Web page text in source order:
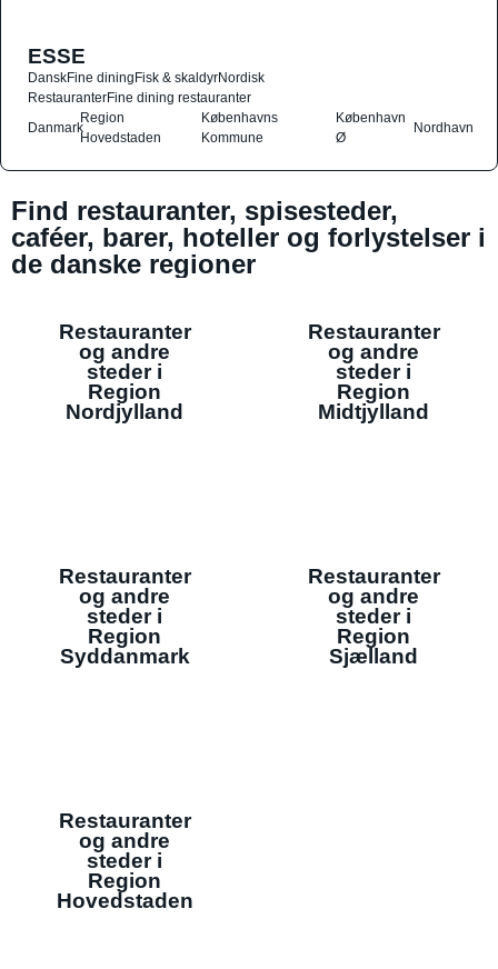
ESSE
DanskFine diningFisk & skaldyrNordisk
RestauranterFine dining restauranter
Danmark
Region
Hovedstaden
Københavns
Kommune
København
Ø
Nordhavn
Find restauranter, spisesteder,
caféer, barer, hoteller og forlystelser i
de danske regioner
Restauranter
og andre
steder i
Region
Nordjylland
Restauranter
og andre
steder i
Region
Midtjylland
Restauranter
og andre
steder i
Region
Syddanmark
Restauranter
og andre
steder i
Region
Sjælland
Restauranter
og andre
steder i
Region
Hovedstaden